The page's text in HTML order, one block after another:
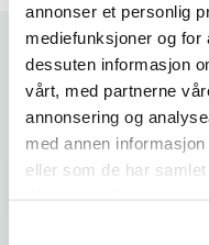
annonser et personlig
mediefunksjoner og
dessuten informasjon
vårt, med partnerne
annonsering og
med annen
eller som de har
Effektiv
eliminerer
Høy sensitivitet:
deteksjon av
biologiske prøver.
Tekniske
Varianter